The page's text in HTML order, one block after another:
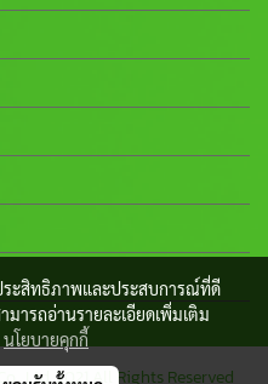
Ltd. 2021 All Rights Reserved
ระสิทธิภาพและประสบการณ์ที่ดี
มารถอ่านรายละเอียดเพิ่มเติม
นโยบายคุกกี้